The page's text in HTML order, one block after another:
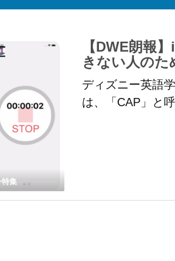
特集
【DWE朗報
きない人のた
ディズニー英語
は、「CAP」と